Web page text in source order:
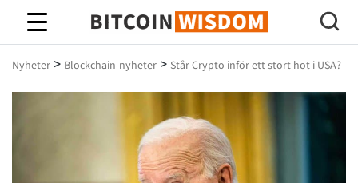
Bitcoin Wisdom
Nyheter > Blockchain-nyheter > Står Crypto inför ett stort hot i USA?